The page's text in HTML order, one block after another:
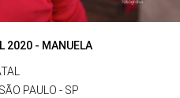
2020 - MANUELA
PAULO - SP